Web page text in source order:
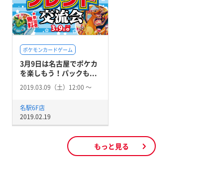
ポケモンカードゲーム
3月9日は名古屋でポケカ
を楽しもう！パックも...
2019.03.09（土）12:00 〜
名駅6F店
2019.02.19
もっと見る